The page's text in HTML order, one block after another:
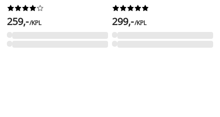






259,-/KPL






299,-/KPL